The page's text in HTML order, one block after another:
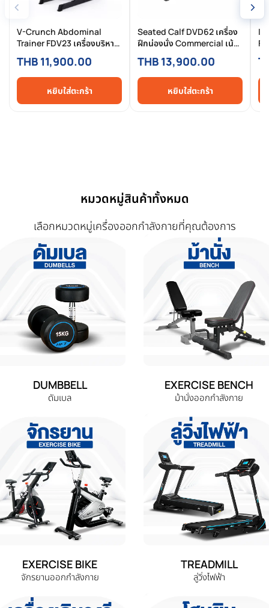
‹
V-Crunch Abdominal
Trainer FDV23 เครื่องบริหาร
จากน้ำหนักตัว
THB 11,900.00
หยิบใส่ตะกร้า
Seated Calf DVD62 เครื่อง
ฝึกน่องนั่ง Commercial เน้น
THB 13,900.00
หยิบใส่ตะกร้า
›
หมวดหมู่สินค้าทั้งหมด
เลือกหมวดหมู่เครื่องออกกำลังกายที่คุณต้องการ
DUMBBELL
ดัมเบล
EXERCISE BENCH
ม้านั่งออกกำลังกาย
EXERCISE BIKE
จักรยานออกกำลังกาย
TREADMILL
ลู่วิ่งไฟฟ้า